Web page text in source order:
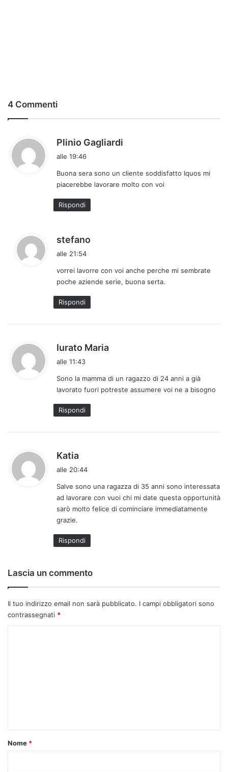
4 Commenti
Plinio Gagliardi
e
t
alle 19:46
Buona sera sono un cliente soddisfatto Iquos mi
piacerebbe lavorare molto con voi
Rispondi
stefano
e
t
alle 21:54
vorrei lavorre con voi anche perche mi sembrate
poche aziende serie, buona serta.
Rispondi
Iurato Maria
e
t
alle 11:43
Sono la mamma di un ragazzo di 24 anni a già
lavorato fuori potreste assumere voi ne a bisogno
Rispondi
Katia
e
t
t
:
alle 20:44
Salve sono una ragazza di 35 anni sono interessata
ad lavorare con vuoi chi mi date questa opportunità
sarò molto felice di cominciare immediatamente
grazie.
Rispondi
Lascia un commento
Il tuo indirizzo email non sarà pubblicato. I campi obbligatori sono
contrassegnati *
o
Nome *